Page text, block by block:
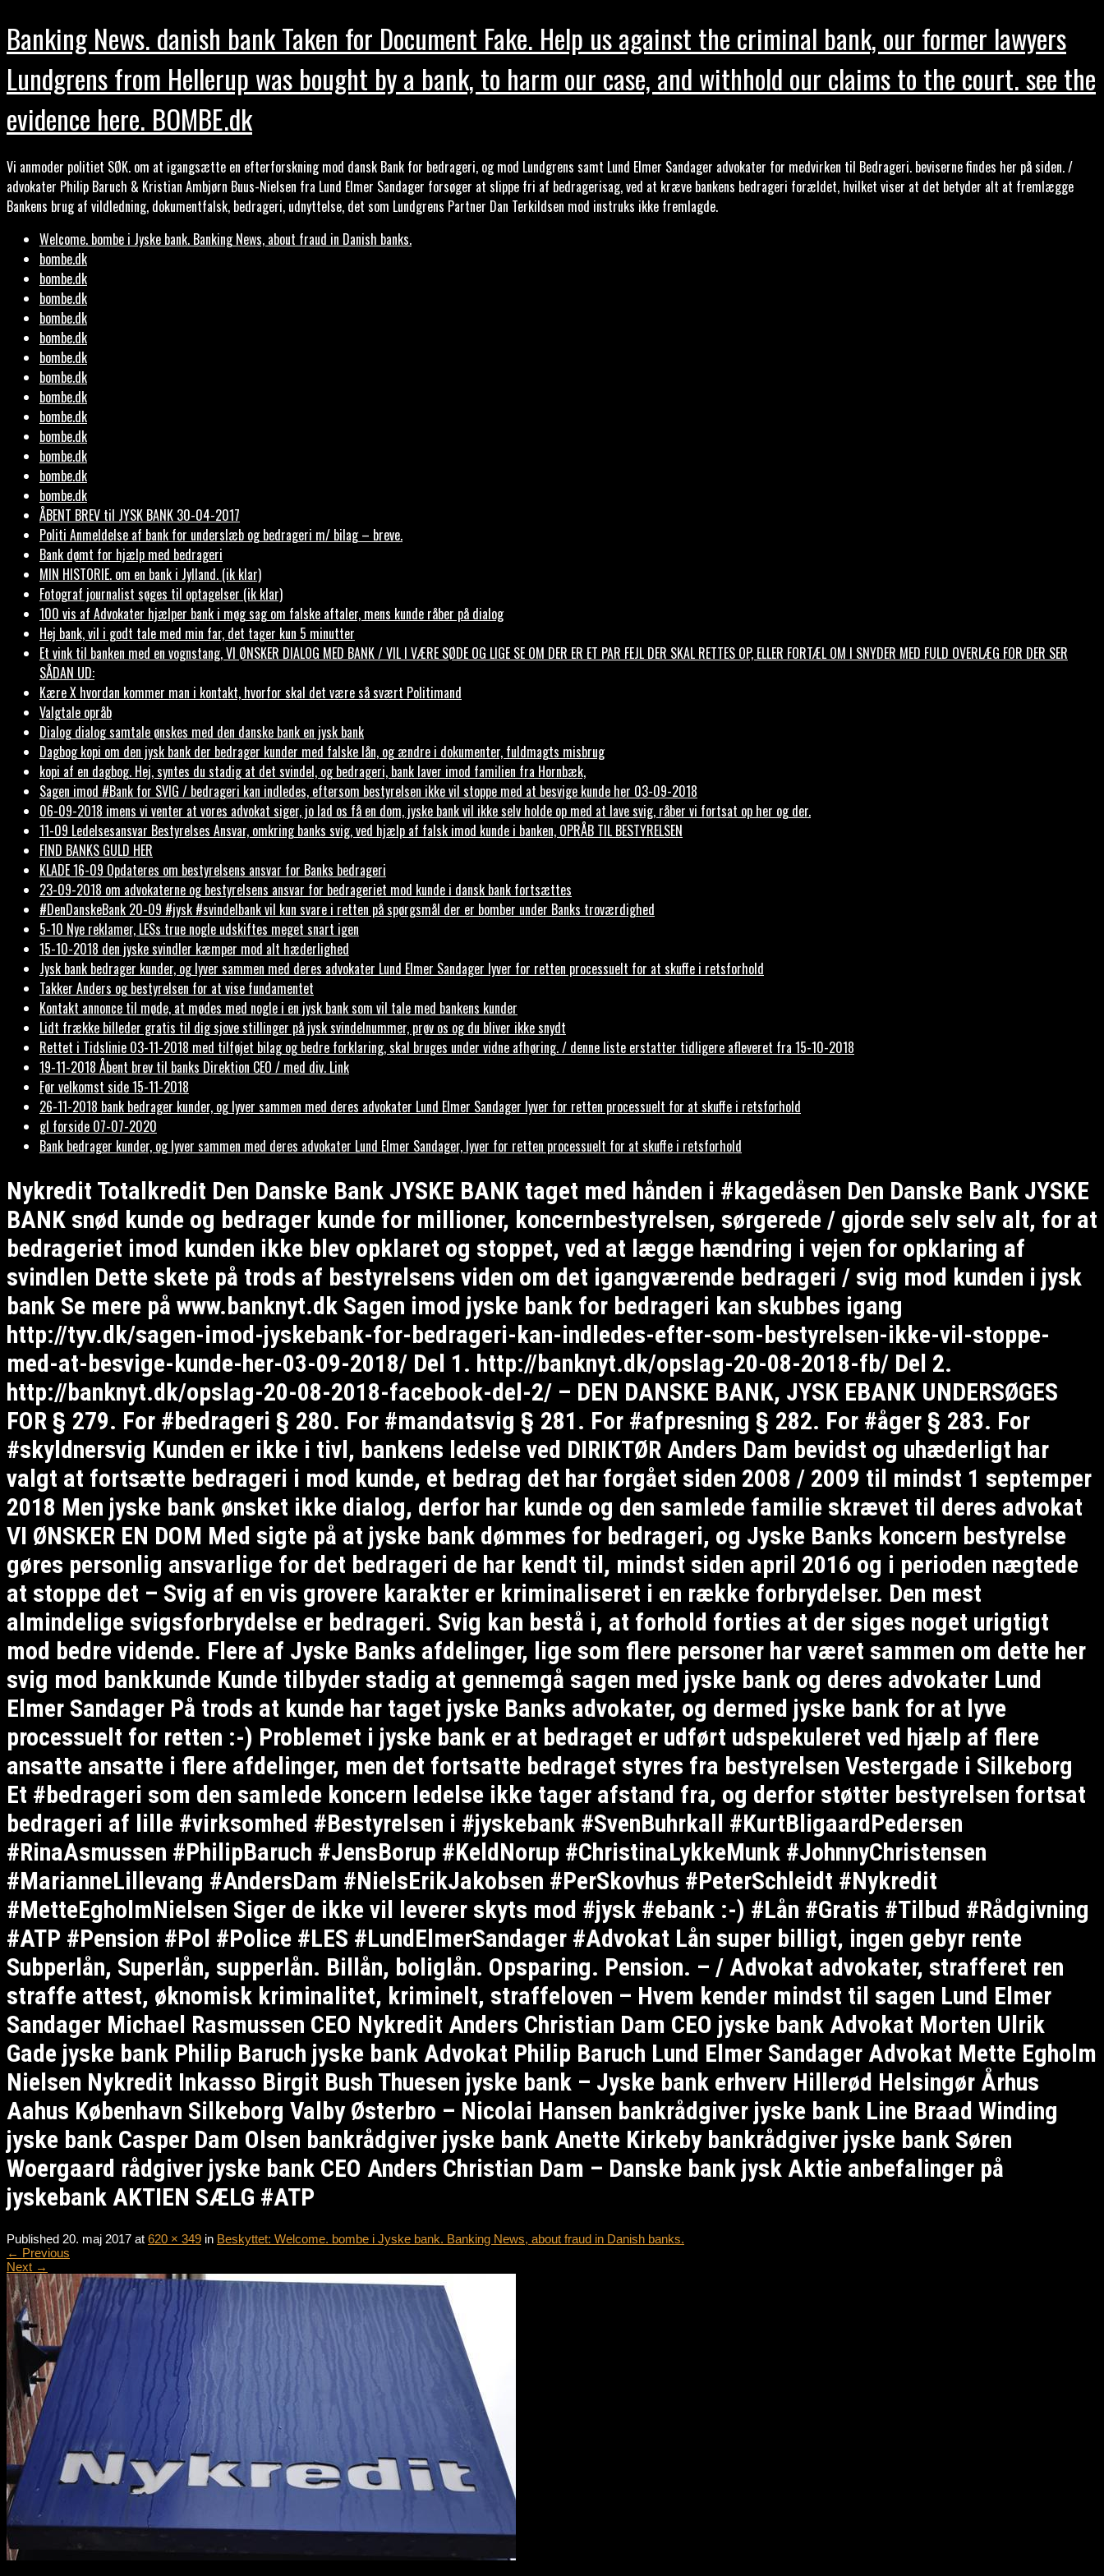
Banking News. danish bank Taken for Document Fake. Help us against the criminal bank, our former lawyers
Lundgrens from Hellerup was bought by a bank, to harm our case, and withhold our claims to the court. see the
evidence here. BOMBE.dk
Vi anmoder politiet SØK. om at igangsætte en efterforskning mod dansk Bank for bedrageri, og mod Lundgrens samt Lund Elmer Sandager advokater for medvirken til Bedrageri. beviserne findes her på siden. /
advokater Philip Baruch & Kristian Ambjørn Buus-Nielsen fra Lund Elmer Sandager forsøger at slippe fri af bedragerisag, ved at kræve bankens bedrageri forældet, hvilket viser at det betyder alt at fremlægge
Bankens brug af vildledning, dokumentfalsk, bedrageri, udnyttelse, det som Lundgrens Partner Dan Terkildsen mod instruks ikke fremlagde.
Welcome. bombe i Jyske bank. Banking News, about fraud in Danish banks.
bombe.dk
bombe.dk
bombe.dk
bombe.dk
bombe.dk
bombe.dk
bombe.dk
bombe.dk
bombe.dk
bombe.dk
bombe.dk
bombe.dk
bombe.dk
ÅBENT BREV til JYSK BANK 30-04-2017
Politi Anmeldelse af bank for underslæb og bedrageri m/ bilag – breve.
Bank dømt for hjælp med bedrageri
MIN HISTORIE. om en bank i Jylland. (ik klar)
Fotograf journalist søges til optagelser (ik klar)
100 vis af Advokater hjælper bank i møg sag om falske aftaler, mens kunde råber på dialog
Hej bank, vil i godt tale med min far, det tager kun 5 minutter
Et vink til banken med en vognstang, VI ØNSKER DIALOG MED BANK / VIL I VÆRE SØDE OG LIGE SE OM DER ER ET PAR FEJL DER SKAL RETTES OP, ELLER FORTÆL OM I SNYDER MED FULD OVERLÆG FOR DER SER
SÅDAN UD:
Kære X hvordan kommer man i kontakt, hvorfor skal det være så svært Politimand
Valgtale opråb
Dialog dialog samtale ønskes med den danske bank en jysk bank
Dagbog kopi om den jysk bank der bedrager kunder med falske lån, og ændre i dokumenter, fuldmagts misbrug
kopi af en dagbog. Hej, syntes du stadig at det svindel, og bedrageri, bank laver imod familien fra Hornbæk,
Sagen imod #Bank for SVIG / bedrageri kan indledes, eftersom bestyrelsen ikke vil stoppe med at besvige kunde her 03-09-2018
06-09-2018 imens vi venter at vores advokat siger, jo lad os få en dom, jyske bank vil ikke selv holde op med at lave svig, råber vi fortsat op her og der.
11-09 Le­del­ses­ansvar Bestyrelses Ansvar, omkring banks svig, ved hjælp af falsk imod kunde i banken, OPRÅB TIL BESTYRELSEN
FIND BANKS GULD HER
KLADE 16-09 Opdateres om bestyrelsens ansvar for Banks bedrageri
23-09-2018 om advokaterne og bestyrelsens ansvar for bedrageriet mod kunde i dansk bank fortsættes
#DenDanskeBank 20-09 #jysk #svindelbank vil kun svare i retten på spørgsmål der er bomber under Banks troværdighed
5-10 Nye reklamer, LESs true nogle udskiftes meget snart igen
15-10-2018 den jyske svindler kæmper mod alt hæderlighed
Jysk bank bedrager kunder, og lyver sammen med deres advokater Lund Elmer Sandager lyver for retten processuelt for at skuffe i retsforhold
Takker Anders og bestyrelsen for at vise fundamentet
Kontakt annonce til møde, at mødes med nogle i en jysk bank som vil tale med bankens kunder
Lidt frække billeder gratis til dig sjove stillinger på jysk svindelnummer, prøv os og du bliver ikke snydt
Rettet i Tidslinie 03-11-2018 med tilføjet bilag og bedre forklaring, skal bruges under vidne afhøring. / denne liste erstatter tidligere afleveret fra 15-10-2018
19-11-2018 Åbent brev til banks Direktion CEO / med div. Link
Før velkomst side 15-11-2018
26-11-2018 bank bedrager kunder, og lyver sammen med deres advokater Lund Elmer Sandager lyver for retten processuelt for at skuffe i retsforhold
gl forside 07-07-2020
Bank bedrager kunder, og lyver sammen med deres advokater Lund Elmer Sandager, lyver for retten processuelt for at skuffe i retsforhold
Nykredit Totalkredit Den Danske Bank JYSKE BANK taget med hånden i #kagedåsen Den Danske Bank JYSKE
BANK snød kunde og bedrager kunde for millioner, koncernbestyrelsen, sørgerede / gjorde selv selv alt, for at
bedrageriet imod kunden ikke blev opklaret og stoppet, ved at lægge hændring i vejen for opklaring af
svindlen Dette skete på trods af bestyrelsens viden om det igangværende bedrageri / svig mod kunden i jysk
bank Se mere på www.banknyt.dk Sagen imod jyske bank for bedrageri kan skubbes igang
http://tyv.dk/sagen-imod-jyskebank-for-bedrageri-kan-indledes-efter-som-bestyrelsen-ikke-vil-stoppe-
med-at-besvige-kunde-her-03-09-2018/ Del 1. http://banknyt.dk/opslag-20-08-2018-fb/ Del 2.
http://banknyt.dk/opslag-20-08-2018-facebook-del-2/ – DEN DANSKE BANK, JYSK EBANK UNDERSØGES
FOR § 279. For #bedrageri § 280. For #mandatsvig § 281. For #afpresning § 282. For #åger § 283. For
#skyldnersvig Kunden er ikke i tivl, bankens ledelse ved DIRIKTØR Anders Dam bevidst og uhæderligt har
valgt at fortsætte bedrageri i mod kunde, et bedrag det har forgået siden 2008 / 2009 til mindst 1 septemper
2018 Men jyske bank ønsket ikke dialog, derfor har kunde og den samlede familie skrævet til deres advokat
VI ØNSKER EN DOM Med sigte på at jyske bank dømmes for bedrageri, og Jyske Banks koncern bestyrelse
gøres personlig ansvarlige for det bedrageri de har kendt til, mindst siden april 2016 og i perioden nægtede
at stoppe det – Svig af en vis grovere karakter er kriminaliseret i en række forbrydelser. Den mest
almindelige svigsforbrydelse er bedrageri. Svig kan bestå i, at forhold forties at der siges noget urigtigt
mod bedre vidende. Flere af Jyske Banks afdelinger, lige som flere personer har været sammen om dette her
svig mod bankkunde Kunde tilbyder stadig at gennemgå sagen med jyske bank og deres advokater Lund
Elmer Sandager På trods at kunde har taget jyske Banks advokater, og dermed jyske bank for at lyve
processuelt for retten :-) Problemet i jyske bank er at bedraget er udført udspekuleret ved hjælp af flere
ansatte ansatte i flere afdelinger, men det fortsatte bedraget styres fra bestyrelsen Vestergade i Silkeborg
Et #bedrageri som den samlede koncern ledelse ikke tager afstand fra, og derfor støtter bestyrelsen fortsat
bedrageri af lille #virksomhed #Bestyrelsen i #jyskebank #SvenBuhrkall #KurtBligaardPedersen
#RinaAsmussen #PhilipBaruch #JensBorup #KeldNorup #ChristinaLykkeMunk #JohnnyChristensen
#MarianneLillevang #AndersDam #NielsErikJakobsen #PerSkovhus #PeterSchleidt #Nykredit
#MetteEgholmNielsen Siger de ikke vil leverer skyts mod #jysk #ebank :-) #Lån #Gratis #Tilbud #Rådgivning
#ATP #Pension #Pol #Police #LES #LundElmerSandager #Advokat Lån super billigt, ingen gebyr rente
Subperlån, Superlån, supperlån. Billån, boliglån. Opsparing. Pension. – / Advokat advokater, strafferet ren
straffe attest, øknomisk kriminalitet, kriminelt, straffeloven – Hvem kender mindst til sagen Lund Elmer
Sandager Michael Rasmussen CEO Nykredit Anders Christian Dam CEO jyske bank Advokat Morten Ulrik
Gade jyske bank Philip Baruch jyske bank Advokat Philip Baruch Lund Elmer Sandager Advokat Mette Egholm
Nielsen Nykredit Inkasso Birgit Bush Thuesen jyske bank – Jyske bank erhverv Hillerød Helsingør Århus
Aahus København Silkeborg Valby Østerbro – Nicolai Hansen bankrådgiver jyske bank Line Braad Winding
jyske bank Casper Dam Olsen bankrådgiver jyske bank Anette Kirkeby bankrådgiver jyske bank Søren
Woergaard rådgiver jyske bank CEO Anders Christian Dam – Danske bank jysk Aktie anbefalinger på
jyskebank AKTIEN SÆLG #ATP
Published 20. maj 2017 at 620 × 349 in Beskyttet: Welcome. bombe i Jyske bank. Banking News, about fraud in Danish banks.
← Previous
Next →